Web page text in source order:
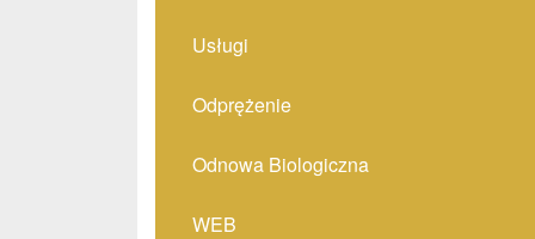
Usługi
Odprężenie
Odnowa Biologiczna
WEB